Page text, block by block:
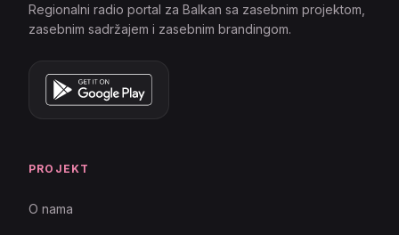
Regionalni radio portal za Balkan sa zasebnim projektom,
zasebnim sadržajem i zasebnim brandingom.
PROJEKT
O nama